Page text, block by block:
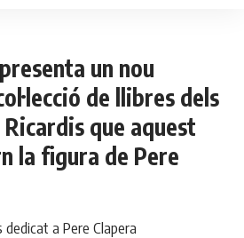
un nou
de llibres dels
que aquest
la figura de Pere
a Pere Clapera